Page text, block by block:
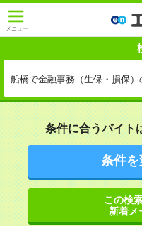
メニュー
船橋で金融事務（生保・損保）
条件に合うバイト
条件
この検
新着メ